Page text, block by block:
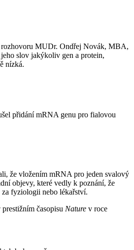
rozhovoru MUDr. Ondřej Novák, MBA,
slov jakýkoliv gen a protein,
nízká.
přidání mRNA genu pro fialovou
že vložením mRNA pro jeden svalový
objevy, které vedly k poznání, že
fyziologii nebo lékařství.
časopisu Nature v roce